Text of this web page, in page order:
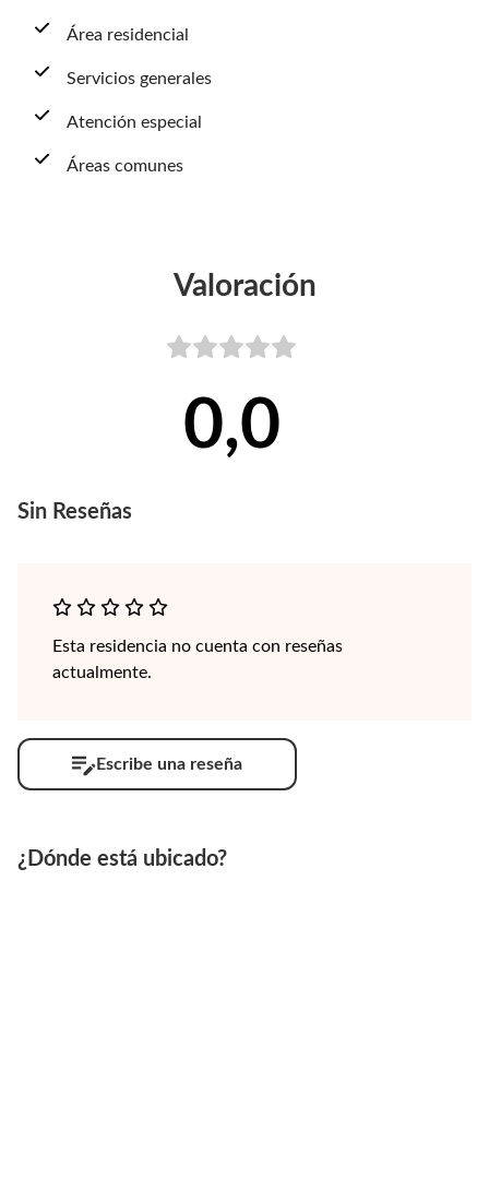
Área residencial
Servicios generales
Atención especial
Áreas comunes
Valoración
0,0
Sin Reseñas
Esta residencia no cuenta con reseñas
actualmente.
Escribe una reseña
¿Dónde está ubicado?